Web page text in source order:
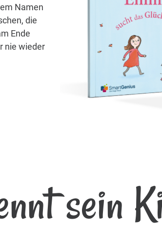
Namen
die
Ende
nie wieder
sein